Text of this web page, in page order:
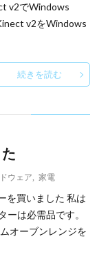
v2でWindows
v2をWindows
続きを読む
ウェア 家電
を買いました 私は
は必需品です。
オーブンレンジを